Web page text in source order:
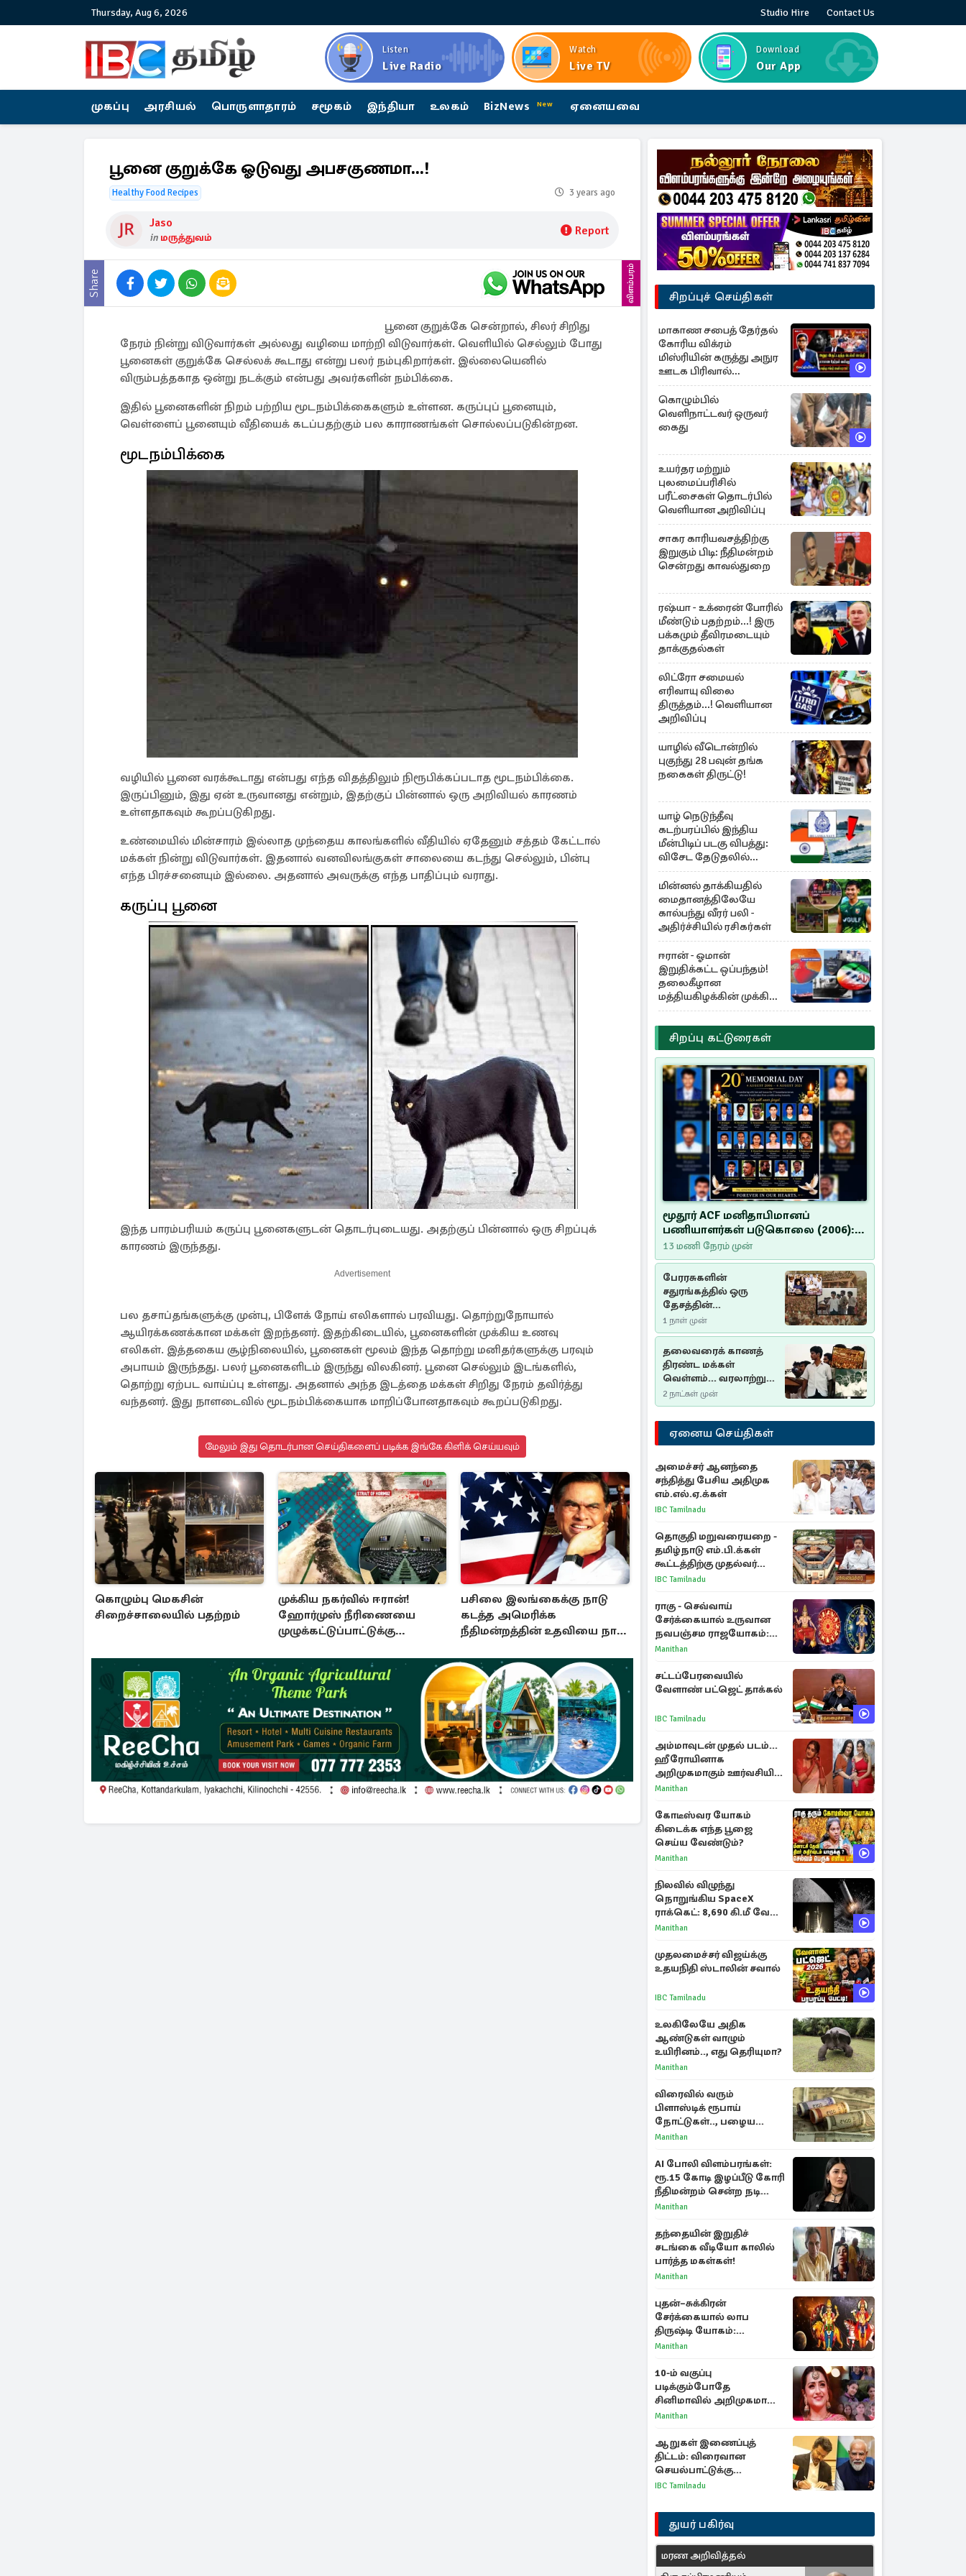
Thursday, Aug 6, 2026 Studio Hire Contact Us
Listen
Live Radio
Watch
Live TV
Download
Our App
முகப்பு அரசியல் பொருளாதாரம் சமூகம் இந்தியா உலகம் BizNews New ஏனையவை
பூனை குறுக்கே ஓடுவது அபசகுணமா...!
Healthy Food Recipes 3 years ago
Jaso
in மருத்துவம் Report
Share விளம்பரம்
பூனை குறுக்கே சென்றால், சிலர் சிறிது
நேரம் நின்று விடுவார்கள் அல்லது வழியை மாற்றி விடுவார்கள். வெளியில் செல்லும் போது
பூனைகள் குறுக்கே செல்லக் கூடாது என்று பலர் நம்புகிறார்கள். இல்லையெனில்
விரும்பத்தகாத ஒன்று நடக்கும் என்பது அவர்களின் நம்பிக்கை.
இதில் பூனைகளின் நிறம் பற்றிய மூடநம்பிக்கைகளும் உள்ளன. கருப்புப் பூனையும்,
வெள்ளைப் பூனையும் வீதியைக் கடப்பதற்கும் பல காராணங்கள் சொல்லப்படுகின்றன.
மூடநம்பிக்கை
வழியில் பூனை வரக்கூடாது என்பது எந்த விதத்திலும் நிரூபிக்கப்படாத மூடநம்பிக்கை.
இருப்பினும், இது ஏன் உருவானது என்றும், இதற்குப் பின்னால் ஒரு அறிவியல் காரணம்
உள்ளதாகவும் கூறப்படுகிறது.
உண்மையில் மின்சாரம் இல்லாத முந்தைய காலங்களில் வீதியில் ஏதேனும் சத்தம் கேட்டால்
மக்கள் நின்று விடுவார்கள். இதனால் வனவிலங்குகள் சாலையை கடந்து செல்லும், பின்பு
எந்த பிரச்சனையும் இல்லை. அதனால் அவருக்கு எந்த பாதிப்பும் வராது.
கருப்பு பூனை
இந்த பாரம்பரியம் கருப்பு பூனைகளுடன் தொடர்புடையது. அதற்குப் பின்னால் ஒரு சிறப்புக்
காரணம் இருந்தது.
Advertisement
பல தசாப்தங்களுக்கு முன்பு, பிளேக் நோய் எலிகளால் பரவியது. தொற்றுநோயால்
ஆயிரக்கணக்கான மக்கள் இறந்தனர். இதற்கிடையில், பூனைகளின் முக்கிய உணவு
எலிகள். இத்தகைய சூழ்நிலையில், பூனைகள் மூலம் இந்த தொற்று மனிதர்களுக்கு பரவும்
அபாயம் இருந்தது. பலர் பூனைகளிடம் இருந்து விலகினர். பூனை செல்லும் இடங்களில்,
தொற்று ஏற்பட வாய்ப்பு உள்ளது. அதனால் அந்த இடத்தை மக்கள் சிறிது நேரம் தவிர்த்து
வந்தனர். இது நாளடைவில் மூடநம்பிக்கையாக மாறிப்போனதாகவும் கூறப்படுகிறது.
மேலும் இது தொடர்பான செய்திகளைப் படிக்க இங்கே கிளிக் செய்யவும்
கொழும்பு மெகசின்
சிறைச்சாலையில் பதற்றம்
முக்கிய நகர்வில் ஈரான்!
ஹோர்முஸ் நீரிணையை
முழுக்கட்டுப்பாட்டுக்கு
பசிலை இலங்கைக்கு நாடு
கடத்த அமெரிக்க
நீதிமன்றத்தின் உதவியை நாட
சிறப்புச் செய்திகள்
மாகாண சபைத் தேர்தல்
கோரிய விக்ரம்
மிஸ்ரியின் கருத்து அநுர
ஊடக பிரிவால்
அமுக்கப்பட்டது ஏன்...!
கொழும்பில்
வெளிநாட்டவர் ஒருவர்
கைது
உயர்தர மற்றும்
புலமைப்பரிசில்
பரீட்சைகள் தொடர்பில்
வெளியான அறிவிப்பு
சாகர காரியவசத்திற்கு
இறுகும் பிடி: நீதிமன்றம்
சென்றது காவல்துறை
ரஷ்யா - உக்ரைன் போரில்
மீண்டும் பதற்றம்...! இரு
பக்கமும் தீவிரமடையும்
தாக்குதல்கள்
லிட்ரோ சமையல்
எரிவாயு விலை
திருத்தம்...! வெளியான
அறிவிப்பு
யாழில் வீடொன்றில்
புகுந்து 28 பவுன் தங்க
நகைகள் திருட்டு!
யாழ் நெடுந்தீவு
கடற்பரப்பில் இந்திய
மீன்பிடிப் படகு விபத்து:
விசேட தேடுதலில்
இலங்கை கடற்படை
மின்னல் தாக்கியதில்
மைதானத்திலேயே
கால்பந்து வீரர் பலி -
அதிர்ச்சியில் ரசிகர்கள்
ஈரான் - ஓமான்
இறுதிக்கட்ட ஒப்பந்தம்!
தலைகீழான
மத்தியகிழக்கின் முக்கிய
பங்கு குறியீடுகள்
சிறப்பு கட்டுரைகள்
மூதூர் ACF மனிதாபிமானப்
பணியாளர்கள் படுகொலை (2006):
20 ஆண்டுகளாகியும் நீதி
மறுக்கப்பட்ட மனிதாபிமானப்
பேரவலம்
13 மணி நேரம் முன்
பேரரசுகளின்
சதுரங்கத்தில் ஒரு
தேசத்தின்
தீர்க்கதரிசனம் :
சுதுமலை பிரகடனம்
ஒரு வரலாற்றுப் பாடம்
1 நாள் முன்
தலைவரைக் காணத்
திரண்ட மக்கள்
வெள்ளம்... வரலாற்றுச்
சிறப்புமிக்க சுதுமலைப்
பிரகடனம்…
2 நாட்கள் முன்
ஏனைய செய்திகள்
அமைச்சர் ஆனந்தை
சந்தித்து பேசிய அதிமுக
எம்.எல்.ஏ.க்கள்
IBC Tamilnadu
தொகுதி மறுவரையறை -
தமிழ்நாடு எம்.பி.க்கள்
கூட்டத்திற்கு முதல்வர்
விஜய் அழைப்பு
IBC Tamilnadu
ராகு - செவ்வாய்
சேர்க்கையால் உருவான
நவபஞ்சம ராஜயோகம்:
அதிர்ஷ்டம் பெறும் 3
Manithan
சட்டப்பேரவையில்
வேளாண் பட்ஜெட் தாக்கல்
IBC Tamilnadu
அம்மாவுடன் முதல் படம்...
ஹீரோயினாக
அறிமுகமாகும் ஊர்வசியின்
மகள் தேஜலட்சுமி!
Manithan
கோடீஸ்வர யோகம்
கிடைக்க எந்த பூஜை
செய்ய வேண்டும்?
Manithan
நிலவில் விழுந்து
நொறுங்கிய SpaceX
ராக்கெட்: 8,690 கி.மீ வேக
மோதலால் உருவான புதிய
Manithan
முதலமைச்சர் விஜய்க்கு
உதயநிதி ஸ்டாலின் சவால்
IBC Tamilnadu
உலகிலேயே அதிக
ஆண்டுகள் வாழும்
உயிரினம்.., எது தெரியுமா?
Manithan
விரைவில் வரும்
பிளாஸ்டிக் ரூபாய்
நோட்டுகள்.., பழைய
காகித நோட்டுகள்
Manithan
AI போலி விளம்பரங்கள்:
ரூ.15 கோடி இழப்பீடு கோரி
நீதிமன்றம் சென்ற நடிகை
ஸ்ருதி ஹாசன்!
Manithan
தந்தையின் இறுதிச்
சடங்கை வீடியோ காலில்
பார்த்த மகள்கள்!
Manithan
புதன்–சுக்கிரன்
சேர்க்கையால் லாப
திருஷ்டி யோகம்:
அதிர்ஷ்டம் பெறும் டாப் 3
Manithan
10-ம் வகுப்பு
படிக்கும்போதே
சினிமாவில் அறிமுகமான
த்ரிஷா! உண்மையை
காந்தி
Manithan
ஆறுகள் இணைப்புத்
திட்டம்: விரைவான
செயல்பாட்டுக்கு
பிரதமருக்கு முதலமைச்சர்
IBC Tamilnadu
துயர் பகிர்வு
மரண அறிவித்தல்